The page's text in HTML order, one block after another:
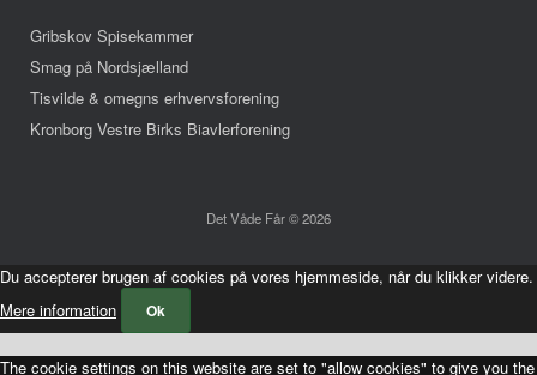
Gribskov Spisekammer
Smag på Nordsjælland
Tisvilde & omegns erhvervsforening
Kronborg Vestre Birks Biavlerforening
Det Våde Får © 2026
Du accepterer brugen af cookies på vores hjemmeside, når du klikker videre.
Mere information
Ok
The cookie settings on this website are set to "allow cookies" to give you the